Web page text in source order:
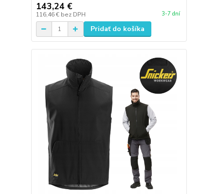
143,24 €
116,46 € bez DPH 3-7 dní
Pridať do košíka